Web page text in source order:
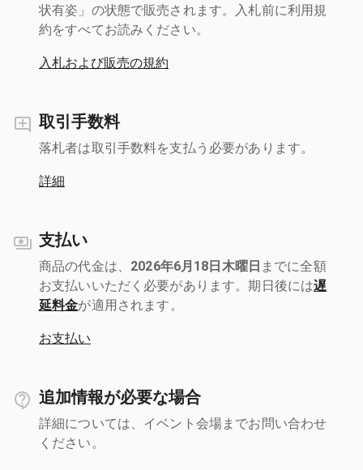
状有姿」の状態で販売されます。入札前に利用規
約をすべてお読みください。
入札および販売の規約
取引手数料
落札者は取引手数料を支払う必要があります。
詳細
支払い
商品の代金は、 2026年6月18日木曜日 までに全額
お支払いいただく必要があります。期日後には遅
延料金が適用されます。
お支払い
追加情報が必要な場合
詳細については、イベント会場までお問い合わせ
ください。